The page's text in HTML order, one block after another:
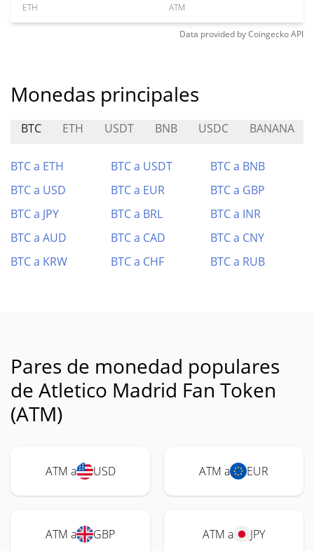
ETH
ATM
Data provided byCoingeckoAPI
Monedas principales
BTC ETH USDT BNB USDC BANANA
BTC a ETH BTC a USDT
BTC a BNB
BTC a USD
BTC a EUR
BTC a GBP
BTC a JPY
BTC a BRL
BTC a INR
BTC a AUD
BTC a CAD
BTC a CNY
BTC a KRW
BTC a CHF BTC a RUB
Pares de monedad populares
de Atletico Madrid Fan Token
(ATM)
ATM a USD ATM a EUR
ATM a GBP ATM a JPY